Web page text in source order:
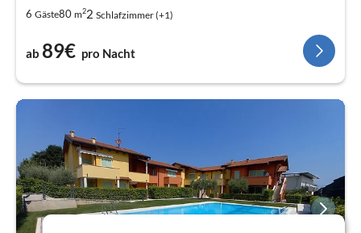
6 Gäste80 m22 Schlafzimmer (+1)
ab 89€ pro Nacht